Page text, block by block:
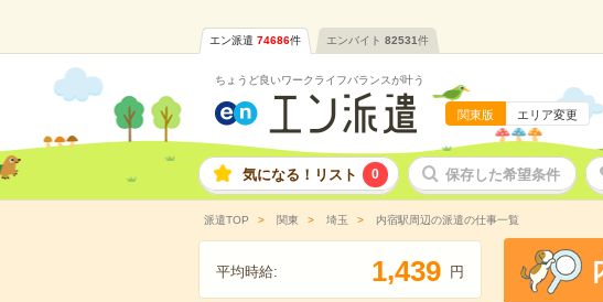
エン派遣 74686件 エンバイト 82531件
ちょうど良いワークライフバランスが叶う
関東版 エリア変更
気になる！リスト 0 保存した希望条件
派遣TOP 関東 埼玉 内宿駅周辺の派遣の仕事一覧
平均時給: 1,439 円